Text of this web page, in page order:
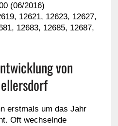
(06/2016)
12621, 12623, 12627,
12683, 12685, 12687,
von
erstmals um das Jahr
Oft wechselnde